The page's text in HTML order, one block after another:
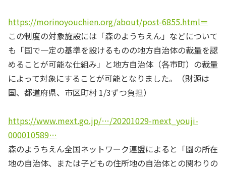
https://morinoyouchien.org/about/post-6855.html＝
この制度の対象施設には「森のようちえん」などについて
も「国で一定の基準を設けるものの地方自治体の裁量を認
めることが可能な仕組み」と地方自治体（各市町）の裁量
によって対象にすることが可能となりました。（財源は
国、都道府県、市区町村 1/3ずつ負担）
https://www.mext.go.jp/…/20201029-mext_youji-
000010589…
森のようちえん全国ネットワーク連盟によると「園の所在
地の自治体、または子どもの住所地の自治体との関わりの